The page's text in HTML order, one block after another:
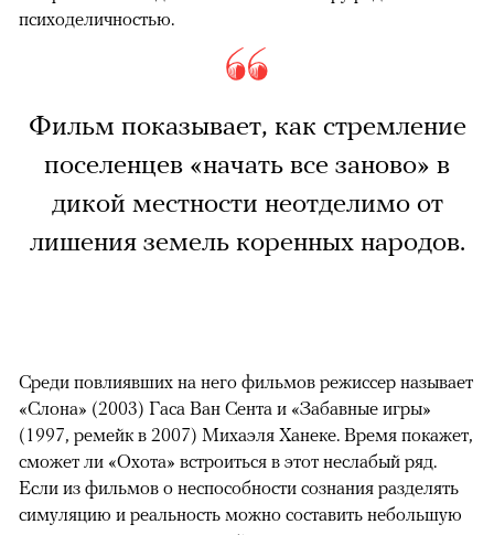
психоделичностью.
Фильм показывает, как стремление
поселенцев «начать все заново» в
дикой местности неотделимо от
лишения земель коренных народов.
Среди повлиявших на него фильмов режиссер называет
«Слона» (2003) Гаса Ван Сента и «Забавные игры»
(1997, ремейк в 2007) Михаэля Ханеке. Время покажет,
сможет ли «Охота» встроиться в этот неслабый ряд.
Если из фильмов о неспособности сознания разделять
симуляцию и реальность можно составить небольшую